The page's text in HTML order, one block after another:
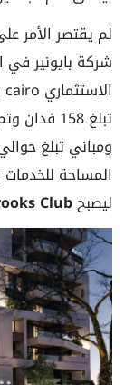
لم يقتصر الأمر
شركة بايونير
تبلغ
المساحة للخدمات
ليصبحClub